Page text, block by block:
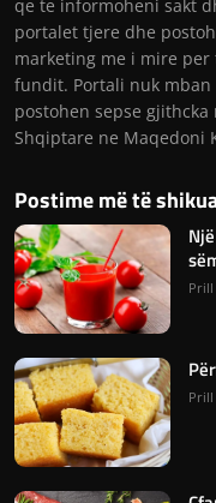
qe te informoheni sakt
portalet tjere dhe
marketing me i mire
fundit. Portali nuk
postohen sepse gjithcka
Shqiptare ne Maqedoni
Postime më të
Prill
Prill